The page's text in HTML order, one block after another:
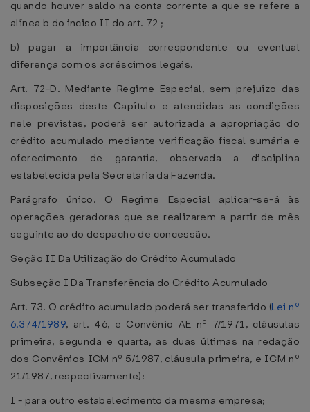
quando houver saldo na conta corrente a que se refere a
alínea b do inciso II do art. 72 ;
b) pagar a importância correspondente ou eventual
diferença com os acréscimos legais.
Art. 72-D. Mediante Regime Especial, sem prejuízo das
disposições deste Capítulo e atendidas as condições
nele previstas, poderá ser autorizada a apropriação do
crédito acumulado mediante verificação fiscal sumária e
oferecimento de garantia, observada a disciplina
estabelecida pela Secretaria da Fazenda.
Parágrafo único. O Regime Especial aplicar-se-á às
operações geradoras que se realizarem a partir de mês
seguinte ao do despacho de concessão.
Seção II Da Utilização do Crédito Acumulado
Subseção I Da Transferência do Crédito Acumulado
Art. 73. O crédito acumulado poderá ser transferido (Lei nº
6.374/1989, art. 46, e Convênio AE nº 7/1971, cláusulas
primeira, segunda e quarta, as duas últimas na redação
dos Convênios ICM nº 5/1987, cláusula primeira, e ICM nº
21/1987, respectivamente):
I - para outro estabelecimento da mesma empresa;